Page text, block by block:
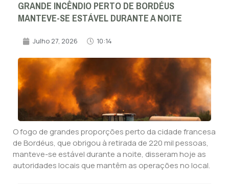
GRANDE INCÊNDIO PERTO DE BORDÉUS
MANTEVE-SE ESTÁVEL DURANTE A NOITE
Julho 27, 2026 10:14
O fogo de grandes proporções perto da cidade francesa
de Bordéus, que obrigou à retirada de 220 mil pessoas,
manteve-se estável durante a noite, disseram hoje as
autoridades locais que mantêm as operações no local.